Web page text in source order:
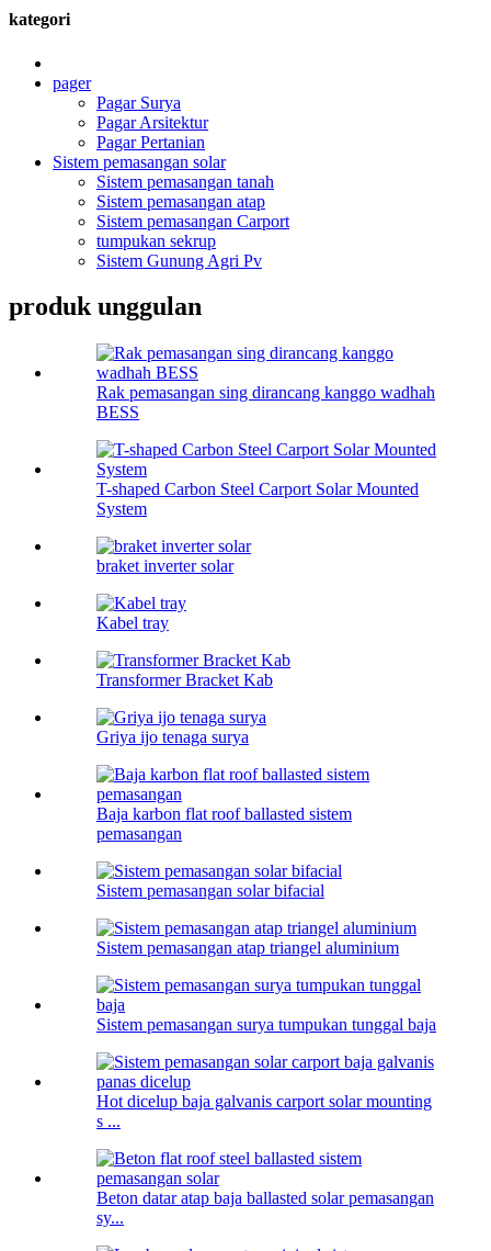
kategori
pager
Pagar Surya
Pagar Arsitektur
Pagar Pertanian
Sistem pemasangan solar
Sistem pemasangan tanah
Sistem pemasangan atap
Sistem pemasangan Carport
tumpukan sekrup
Sistem Gunung Agri Pv
produk unggulan
Rak pemasangan sing dirancang kanggo wadhah
BESS
T-shaped Carbon Steel Carport Solar Mounted
System
braket inverter solar
Kabel tray
Transformer Bracket Kab
Griya ijo tenaga surya
Baja karbon flat roof ballasted sistem
pemasangan
Sistem pemasangan solar bifacial
Sistem pemasangan atap triangel aluminium
Sistem pemasangan surya tumpukan tunggal baja
Hot dicelup baja galvanis carport solar mounting
s ...
Beton datar atap baja ballasted solar pemasangan
sy...